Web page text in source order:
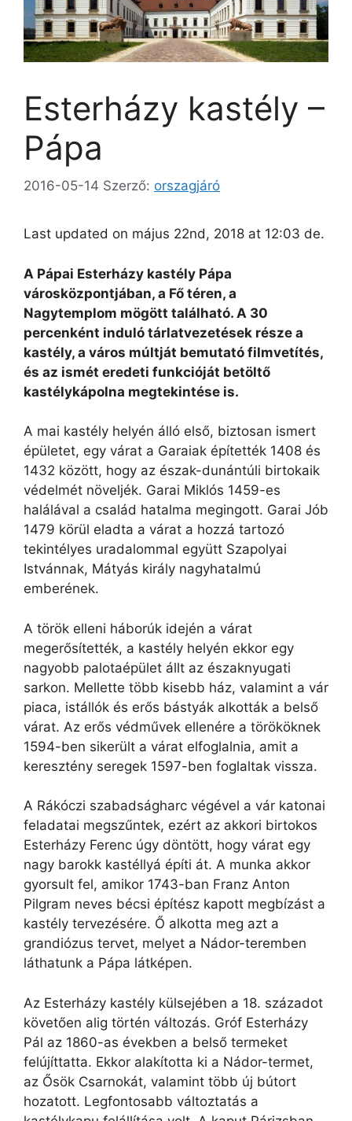
Esterházy kastély –
Pápa
2016-05-14 Szerző: orszagjáró
Last updated on május 22nd, 2018 at 12:03 de.
A Pápai Esterházy kastély Pápa
városközpontjában, a Fő téren, a
Nagytemplom mögött található. A 30
percenként induló tárlatvezetések része a
kastély, a város múltját bemutató filmvetítés,
és az ismét eredeti funkcióját betöltő
kastélykápolna megtekintése is.
A mai kastély helyén álló első, biztosan ismert
épületet, egy várat a Garaiak építették 1408 és
1432 között, hogy az észak-dunántúli birtokaik
védelmét növeljék. Garai Miklós 1459-es
halálával a család hatalma megingott. Garai Jób
1479 körül eladta a várat a hozzá tartozó
tekintélyes uradalommal együtt Szapolyai
Istvánnak, Mátyás király nagyhatalmú
emberének.
A török elleni háborúk idején a várat
megerősítették, a kastély helyén ekkor egy
nagyobb palotaépület állt az északnyugati
sarkon. Mellette több kisebb ház, valamint a vár
piaca, istállók és erős bástyák alkották a belső
várat. Az erős védművek ellenére a törököknek
1594-ben sikerült a várat elfoglalnia, amit a
keresztény seregek 1597-ben foglaltak vissza.
A Rákóczi szabadságharc végével a vár katonai
feladatai megszűntek, ezért az akkori birtokos
Esterházy Ferenc úgy döntött, hogy várat egy
nagy barokk kastéllyá építi át. A munka akkor
gyorsult fel, amikor 1743-ban Franz Anton
Pilgram neves bécsi építész kapott megbízást a
kastély tervezésére. Ő alkotta meg azt a
grandiózus tervet, melyet a Nádor-teremben
láthatunk a Pápa látképen.
Az Esterházy kastély külsejében a 18. századot
követően alig történ változás. Gróf Esterházy
Pál az 1860-as években a belső termeket
felújíttatta. Ekkor alakította ki a Nádor-termet,
az Ősök Csarnokát, valamint több új bútort
hozatott. Legfontosabb változtatás a